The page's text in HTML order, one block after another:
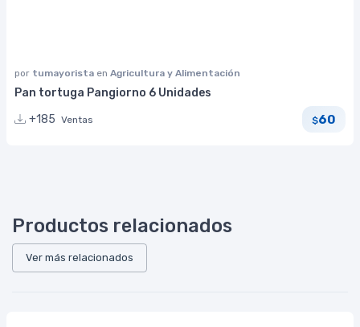
por tumayorista en Agricultura y Alimentación
Pan tortuga Pangiorno 6 Unidades
+185 Ventas $60
Productos relacionados
Ver más relacionados